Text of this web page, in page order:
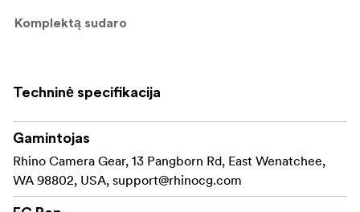
Komplektą sudaro
Techninė specifikacija
Gamintojas
Rhino Camera Gear, 13 Pangborn Rd, East Wenatchee,
WA 98802, USA, support@rhinocg.com